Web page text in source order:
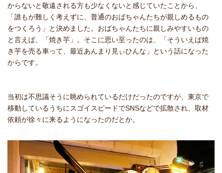
からないと敬遠される方も少なくないと感じていたことから、
「誰もが難しく考えずに、普通のおばちゃんたちが親しめるもの
をつくろう」と決めました。おばちゃんたちに親しみやすいもの
と言えば、「焼き芋」。そこに思い至ったのは、「そういえば焼
き芋を売る車って、最近あんまり見ぃひんな」という話になった
からです。
当初は不思議そうに眺められているだけだったのですが、東京で
移動しているうちにスゴイスピードでSNSなどで拡散され、取材
依頼が徐々に来るようになったのだとか。